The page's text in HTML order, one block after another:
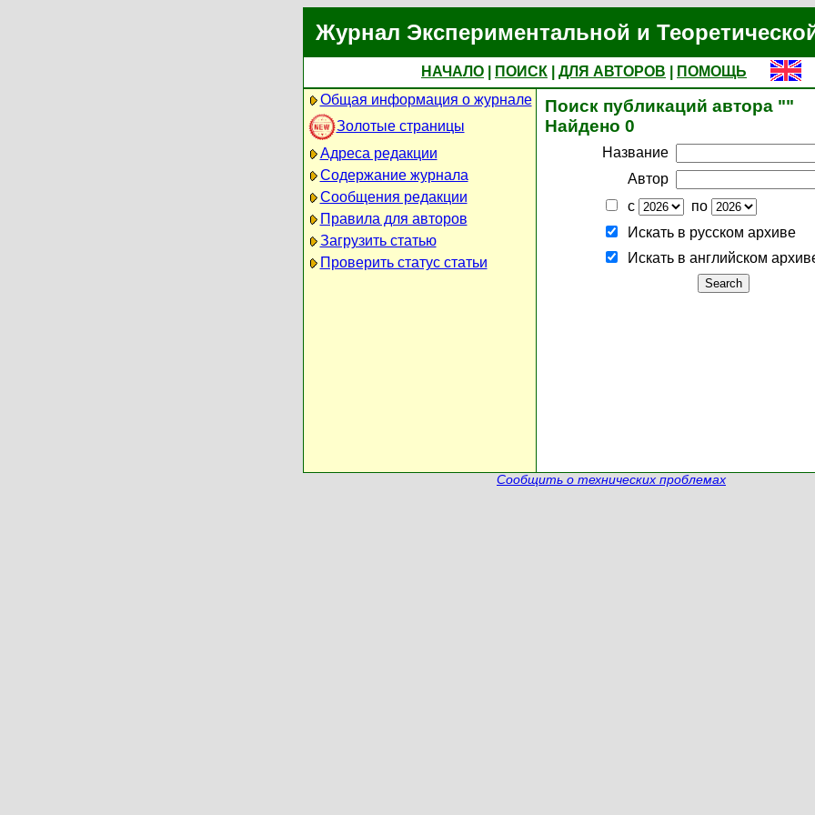
Журнал Экспериментальной и
НАЧАЛО ПОИСК ДЛЯ АВТОРОВ
ПОМОЩЬ
Общая информация о журнале
Золотые страницы
Адреса редакции
Содержание журнала
Сообщения редакции
Правила для авторов
Загрузить статью
Проверить статус статьи
Поиск публикаций автора ""
Найдено 0
Название
Автор
с
по
Искать в русском архиве
Искать в английском
Сообщить о технических проблемах